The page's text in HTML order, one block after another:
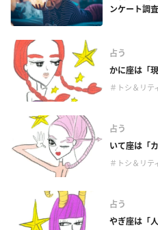
ンケート調査
占う
かに座は「
＃トシ＆リテ
占う
いて座は「
＃トシ＆リテ
占う
やぎ座は「